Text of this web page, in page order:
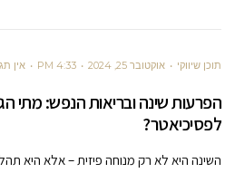
תוכן שיווקי אוקטובר 25, 2024 4:33 PM אין
הפרעות שינה ובריאות הנפש: מתי
לפסיכיאטר?
השינה היא לא רק מנוחה פיזית – אלא היא